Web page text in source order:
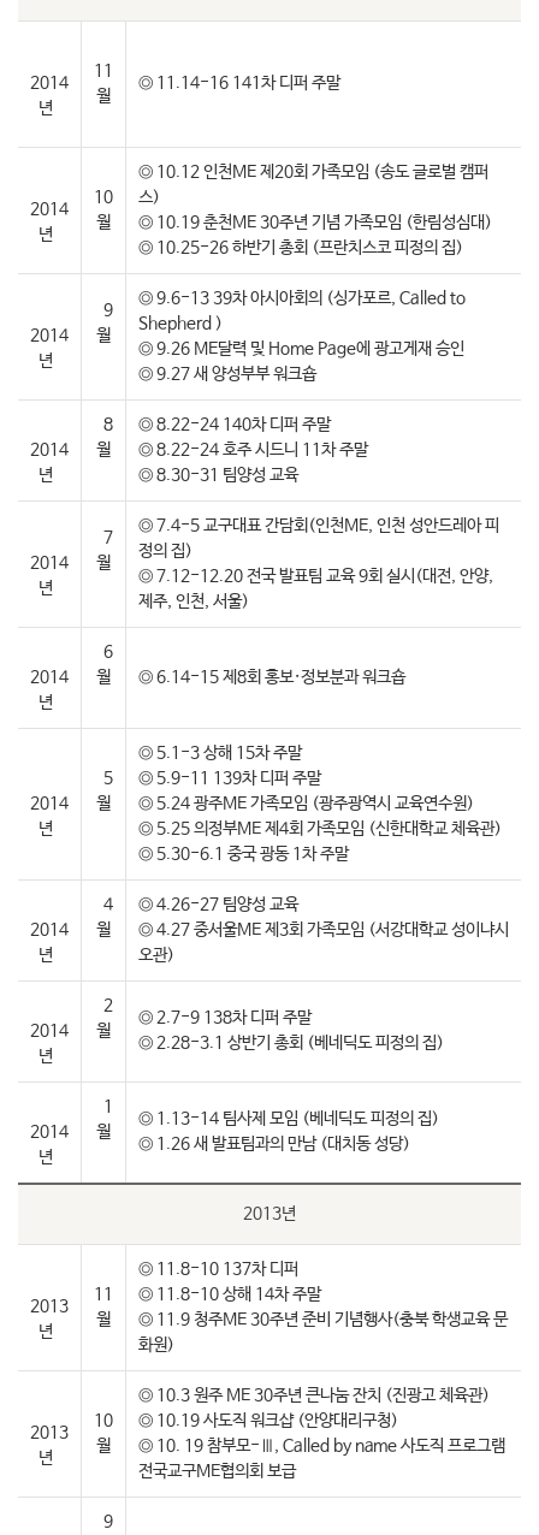
2014
년
11
월
◎ 11.14-16 141차 디퍼 주말
2014
년
10
월
◎ 10.12 인천ME 제20회 가족모임 (송도 글로벌 캠퍼
스)
◎ 10.19 춘천ME 30주년 기념 가족모임 (한림성심대)
◎ 10.25-26 하반기 총회 (프란치스코 피정의 집)
2014
년
9
월
◎ 9.6-13 39차 아시아회의 (싱가포르, Called to
Shepherd )
◎ 9.26 ME달력 및 Home Page에 광고게재 승인
◎ 9.27 새 양성부부 워크숍
2014
년
8
월
◎ 8.22-24 140차 디퍼 주말
◎ 8.22-24 호주 시드니 11차 주말
◎ 8.30-31 팀양성 교육
2014
년
7
월
◎ 7.4-5 교구대표 간담회(인천ME, 인천 성안드레아 피
정의 집)
◎ 7.12-12.20 전국 발표팀 교육 9회 실시(대전, 안양,
제주, 인천, 서울)
2014
년
6
월
◎ 6.14-15 제8회 홍보·정보분과 워크숍
2014
년
5
월
◎ 5.1-3 상해 15차 주말
◎ 5.9-11 139차 디퍼 주말
◎ 5.24 광주ME 가족모임 (광주광역시 교육연수원)
◎ 5.25 의정부ME 제4회 가족모임 (신한대학교 체육관)
◎ 5.30-6.1 중국 광동 1차 주말
2014
년
4
월
◎ 4.26-27 팀양성 교육
◎ 4.27 중서울ME 제3회 가족모임 (서강대학교 성이냐시
오관)
2014
년
2
월
◎ 2.7-9 138차 디퍼 주말
◎ 2.28-3.1 상반기 총회 (베네딕도 피정의 집)
2014
년
1
월
◎ 1.13-14 팀사제 모임 (베네딕도 피정의 집)
◎ 1.26 새 발표팀과의 만남 (대치동 성당)
2013년
2013
년
11
월
◎ 11.8-10 137차 디퍼
◎ 11.8-10 상해 14차 주말
◎ 11.9 청주ME 30주년 준비 기념행사(충북 학생교육 문
화원)
2013
년
10
월
◎ 10.3 원주 ME 30주년 큰나눔 잔치 (진광고 체육관)
◎ 10.19 사도직 워크샵 (안양대리구청)
◎ 10. 19 참부모-Ⅲ, Called by name 사도직 프로그램
전국교구ME협의회 보급
9